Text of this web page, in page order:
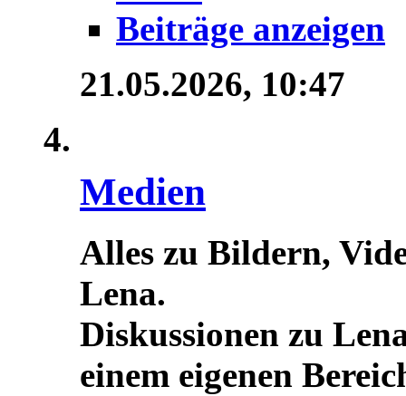
Beiträge anzeigen
21.05.2026, 10:47
Medien
Alles zu Bildern,
Lena.
Diskussionen zu
einem eigenen